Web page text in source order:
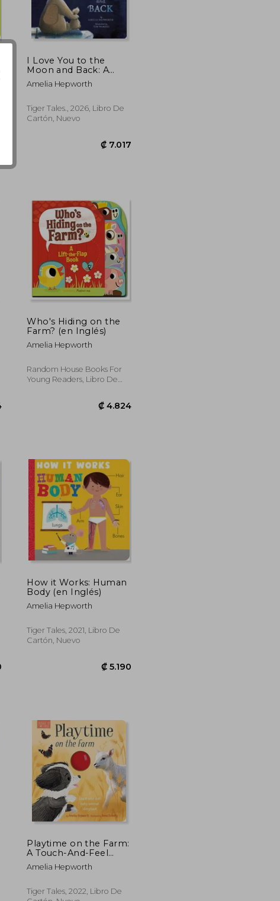
₡ 4.824
₡ 4.824
I Love You to the
Moon and Back: A
Touch-and-Feel Book
(en Inglés)
Amelia Hepworth
Tiger Tales., 2026, Libro De
Cartón, Nuevo
₡ 4.824
Who's Hiding on the
Farm? (en Inglés)
Amelia Hepworth
Random House Books For
Young Readers, Libro De
How it Works: Human
Body (en Inglés)
Amelia Hepworth
Tiger Tales, 2021, Libro De
Cartón, Nuevo
Playtime on the Farm:
A Touch-And-Feel
Baby Animal
Storybook (Snuggle-
Amelia Hepworth
Tiger Tales, 2022, Libro De